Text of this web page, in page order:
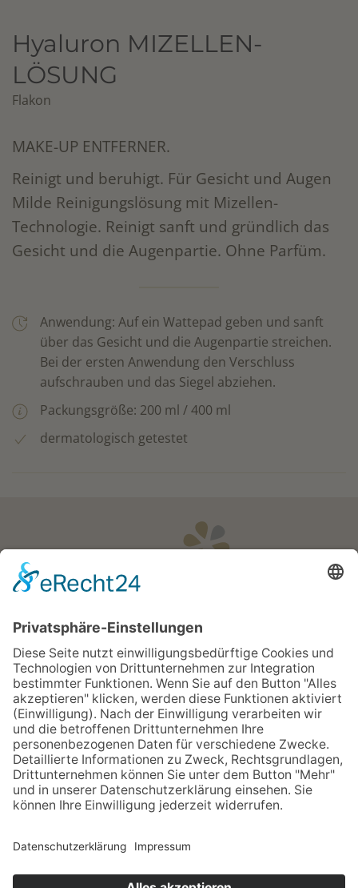
Hyaluron MIZELLEN-
LÖSUNG
Flakon
MAKE-UP ENTFERNER.
Reinigt und beruhigt. Für Gesicht und Augen
Milde Reinigungslösung mit Mizellen-
Technologie. Reinigt sanft und gründlich das
Gesicht und die Augenpartie. Ohne Parfüm.
Anwendung: Auf ein Wattepad geben und sanft
über das Gesicht und die Augenpartie streichen.
Bei der ersten Anwendung den Verschluss
aufschrauben und das Siegel abziehen.
Packungsgröße: 200 ml / 400 ml
dermatologisch getestet
Öffnungszeiten
Apotheken Notdienst:
Bereitschaftsdienste